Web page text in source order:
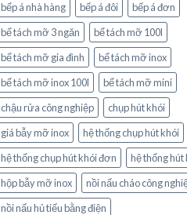
bếp á nhà hàng
bếp á đôi
bếp á đơn
bể tách mỡ 3 ngăn
bể tách mỡ 100l
bể tách mỡ gia đình
bể tách mỡ inox
bể tách mỡ inox 100l
bể tách mỡ mini
chậu rửa công nghiệp
chụp hút khói
giá bẫy mỡ inox
hệ thống chụp hút khói
hệ thống chụp hút khói đơn
hệ thống hút
hộp bẫy mỡ inox
nồi nấu cháo công
nồi nấu hủ tiếu bằng điện